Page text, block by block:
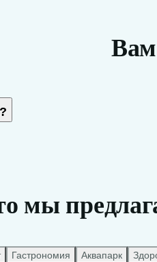
Вам
мы
Гастрономия Aквапарк